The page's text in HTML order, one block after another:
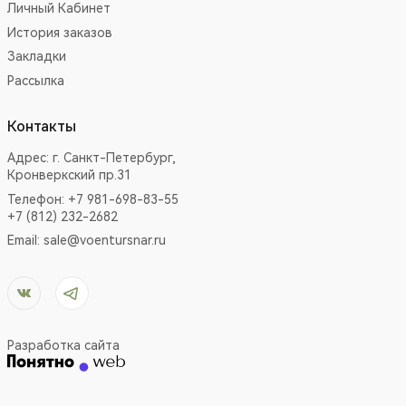
Личный Кабинет
История заказов
Закладки
Рассылка
Контакты
Адрес: г. Санкт-Петербург,
Кронверкский пр.31
Телефон: +7 981-698-83-55
+7 (812) 232-2682
Email: sale@voentursnar.ru
Разработка сайта